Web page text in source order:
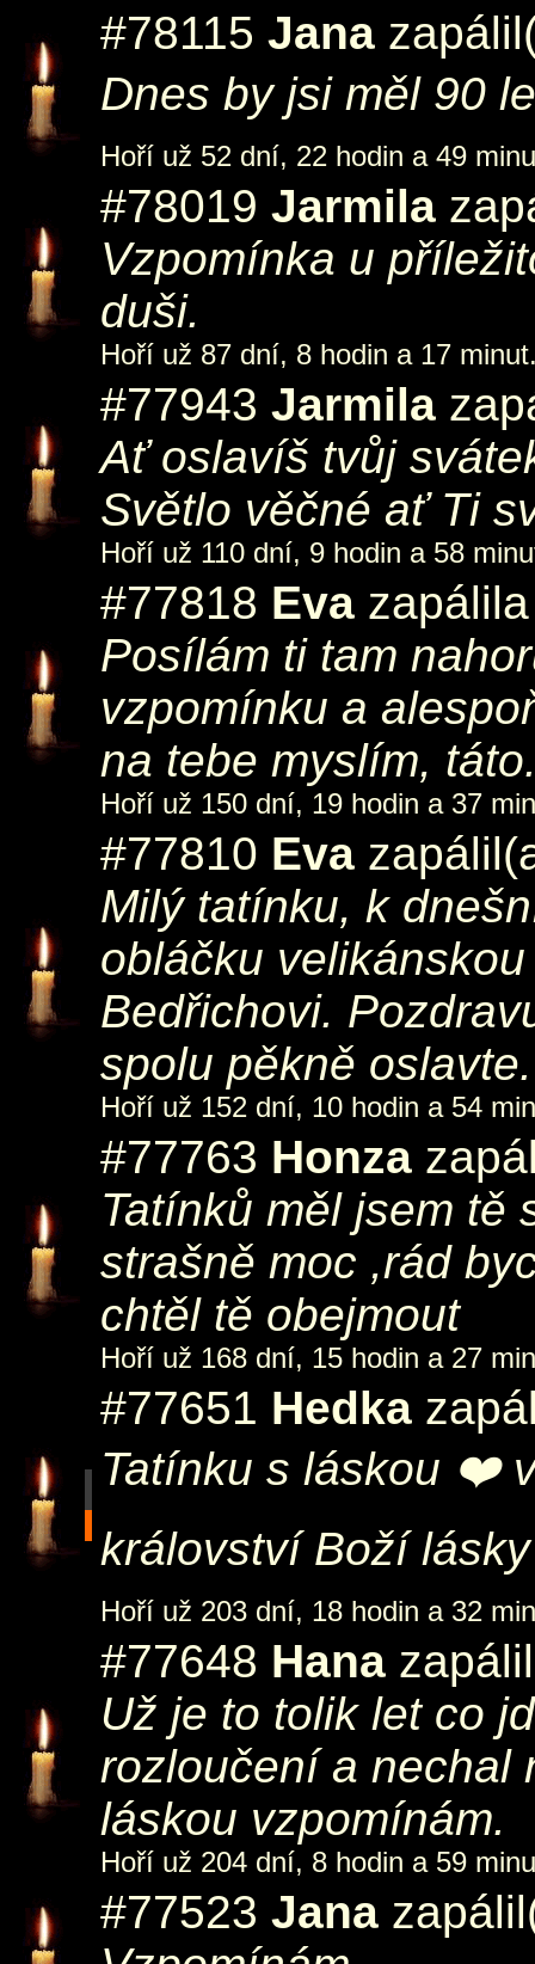
#78115 Jana
Dnes by jsi měl 90
Hoří už 52 dní, 22 hodin a 49
#78019 Jarmila
Vzpomínka u
duši.
Hoří už 87 dní, 8 hodin a 17
#77943 Jarmila
Ať oslavíš tvůj
Světlo věčné ať Ti
Hoří už 110 dní, 9 hodin a 58
#77818 Eva
Posílám ti tam
vzpomínku a
na tebe myslím,
Hoří už 150 dní, 19 hodin a 37
#77810 Eva
Milý tatínku, k
obláčku
Bedřichovi.
spolu pěkně
Hoří už 152 dní, 10 hodin a 54
#77763 Honza
Tatínků měl jsem tě
strašně moc ,rád
chtěl tě obejmout
Hoří už 168 dní, 15 hodin a 27
#77651 Hedka
Tatínku s láskou ❤️
království Boží
Hoří už 203 dní, 18 hodin a 32
#77648 Hana
Už je to tolik let co
rozloučení a nechal
láskou vzpomínám.
Hoří už 204 dní, 8 hodin a 59
#77523 Jana